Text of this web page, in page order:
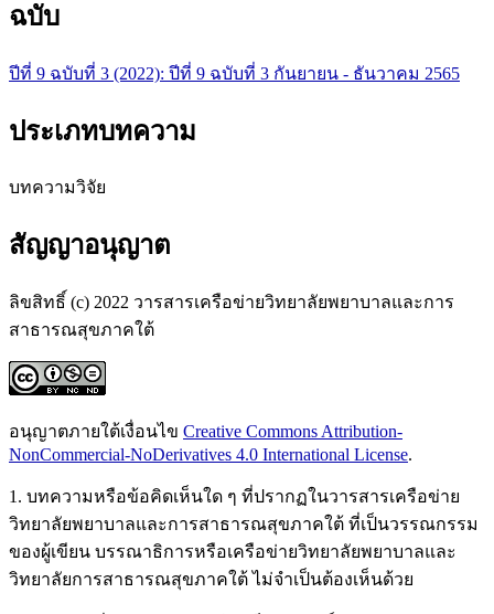
ฉบับ
ปีที่ 9 ฉบับที่ 3 (2022): ปีที่ 9 ฉบับที่ 3 กันยายน - ธันวาคม 2565
ประเภทบทความ
บทความวิจัย
สัญญาอนุญาต
ลิขสิทธิ์ (c) 2022 วารสารเครือข่ายวิทยาลัยพยาบาลและการ
สาธารณสุขภาคใต้
อนุญาตภายใต้เงื่อนไข Creative Commons Attribution-
NonCommercial-NoDerivatives 4.0 International License.
1. บทความหรือข้อคิดเห็นใด ๆ ที่ปรากฏในวารสารเครือข่าย
วิทยาลัยพยาบาลและการสาธารณสุขภาคใต้ ที่เป็นวรรณกรรม
ของผู้เขียน บรรณาธิการหรือเครือข่ายวิทยาลัยพยาบาลและ
วิทยาลัยการสาธารณสุขภาคใต้ ไม่จำเป็นต้องเห็นด้วย